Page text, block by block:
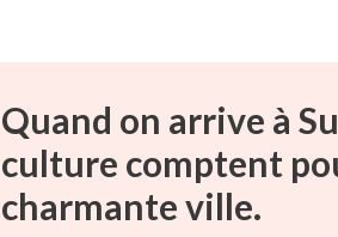
Quand on arrive à
culture comptent
charmante ville.